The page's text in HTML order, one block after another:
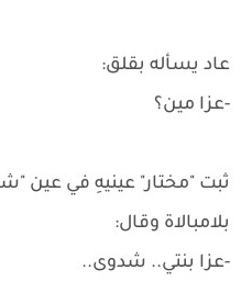
عاد يسأله بقلق:
-عزا مين؟
ثبت "مختار" عينيهِ في عين
بلامبالاة وقال:
-عزا بنتي.. شدوى..